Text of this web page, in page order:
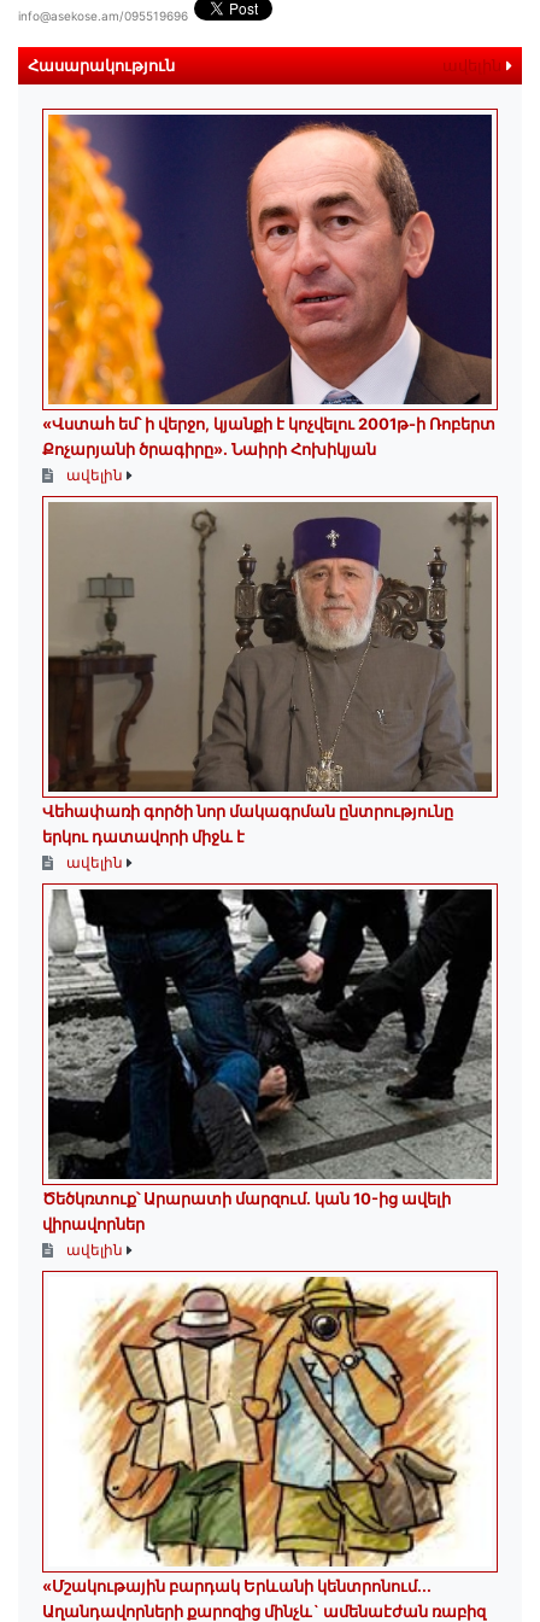
info@asekose.am/095519696
Հասարակություն ավելին
«Վստահ եմ՝ ի վերջո, կյանքի է կոչվելու 2001թ-ի Ռոբերտ
Քոչարյանի ծրագիրը». Նաիրի Հոխիկյան
ավելին
Վեհափառի գործի նոր մակագրման ընտրությունը
երկու դատավորի միջև է
ավելին
Ծեծկռտուք՝ Արարատի մարզում. կան 10-ից ավելի
վիրավորներ
ավելին
«Մշակութային բարդակ Երևանի կենտրոնում...
Աղանդավորների քարոզից մինչև` ամենաէժան ռաբիզ